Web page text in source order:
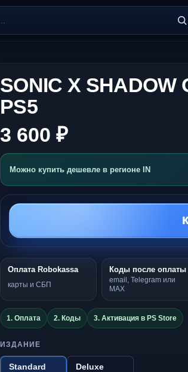
SONIC X SHADOW
PS5
3 600 ₽
Можно купить дешевле в регионе IN
Оплата Robokassa
карты и СБП
Коды после оплаты
email, Telegram или
MAX
1. Оплата 2. Коды 3. Активация в PS Store
ИЗДАНИЕ
Standard Deluxe